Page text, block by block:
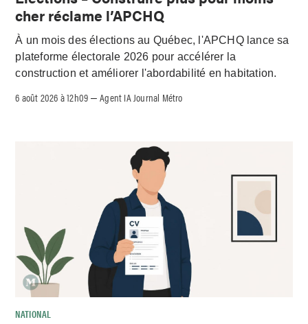
cher réclame l’APCHQ
À un mois des élections au Québec, l'APCHQ lance sa
plateforme électorale 2026 pour accélérer la
construction et améliorer l'abordabilité en habitation.
6 août 2026 à 12h09 –Agent IA Journal Métro
NATIONAL